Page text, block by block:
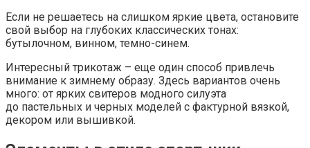
Если не решаетесь на слишком яркие цвета, остановите
свой выбор на глубоких классических тонах:
бутылочном, винном, темно-синем.
Интересный трикотаж – еще один способ привлечь
внимание к зимнему образу. Здесь вариантов очень
много: от ярких свитеров модного силуэта
до пастельных и черных моделей с фактурной вязкой,
декором или вышивкой.